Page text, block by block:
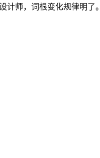
计师，词根变化规律明了。